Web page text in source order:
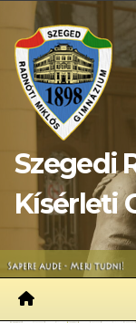
content
Szegedi
Kísérleti